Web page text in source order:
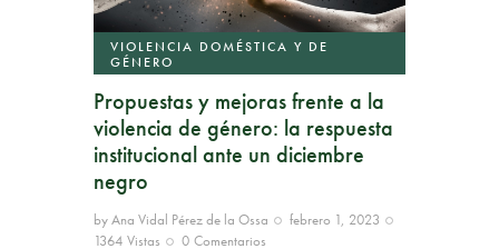
VIOLENCIA DOMÉSTICA Y DE
GÉNERO
Propuestas y mejoras frente a la
violencia de género: la respuesta
institucional ante un diciembre
negro
byAna Vidal Pérez de la Ossa
febrero 1, 2023
1364 Vistas 0 Comentarios